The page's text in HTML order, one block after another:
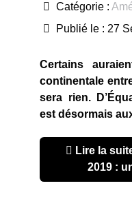
Catégorie :
Publié le : 27
Certains
continentale
sera rien. D’
est désormais
Lire la
2019 :